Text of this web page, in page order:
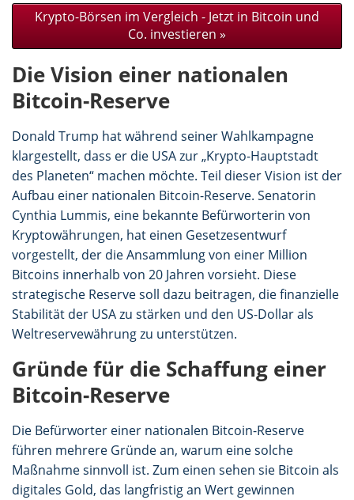
Krypto-Börsen im Vergleich - Jetzt in Bitcoin und
Co. investieren »
Die Vision einer nationalen
Bitcoin-Reserve
Donald Trump hat während seiner Wahlkampagne
klargestellt, dass er die USA zur „Krypto-Hauptstadt
des Planeten“ machen möchte. Teil dieser Vision ist der
Aufbau einer nationalen Bitcoin-Reserve. Senatorin
Cynthia Lummis, eine bekannte Befürworterin von
Kryptowährungen, hat einen Gesetzesentwurf
vorgestellt, der die Ansammlung von einer Million
Bitcoins innerhalb von 20 Jahren vorsieht. Diese
strategische Reserve soll dazu beitragen, die finanzielle
Stabilität der USA zu stärken und den US-Dollar als
Weltreservewährung zu unterstützen.
Gründe für die Schaffung einer
Bitcoin-Reserve
Die Befürworter einer nationalen Bitcoin-Reserve
führen mehrere Gründe an, warum eine solche
Maßnahme sinnvoll ist. Zum einen sehen sie Bitcoin als
digitales Gold, das langfristig an Wert gewinnen